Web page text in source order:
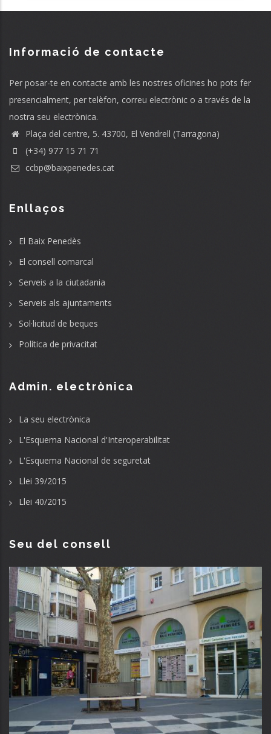
Informació de contacte
Per posar-te en contacte amb les nostres oficines ho pots fer
presencialment, per telèfon, correu electrònic o a través de la
nostra seu electrònica.
Plaça del centre, 5. 43700, El Vendrell (Tarragona)
(+34) 977 15 71 71
ccbp@baixpenedes.cat
Enllaços
El Baix Penedès
El consell comarcal
Serveis a la ciutadania
Serveis als ajuntaments
Sol·licitud de beques
Política de privacitat
Admin. electrònica
La seu electrònica
L'Esquema Nacional d'Interoperabilitat
L'Esquema Nacional de seguretat
Llei 39/2015
Llei 40/2015
Seu del consell